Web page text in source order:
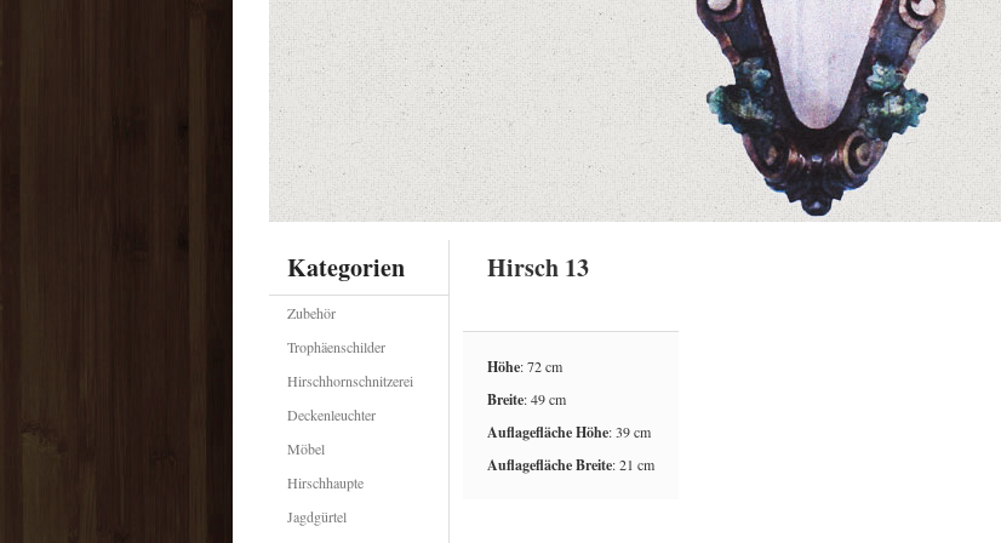
Hirsch 13
Höhe: 72 cm
Breite: 49 cm
Auflagefläche Höhe: 39 cm
Auflagefläche Breite: 21 cm
Kategorien
Zubehör
Trophäenschilder
Hirschhornschnitzerei
Deckenleuchter
Möbel
Hirschhaupte
Jagdgürtel